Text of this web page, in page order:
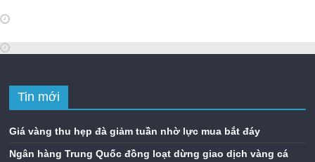
Tin mới
Giá vàng thu hẹp đà giảm tuần nhờ lực mua bắt đáy
Ngân hàng Trung Quốc đồng loạt dừng giao dịch vàng cá